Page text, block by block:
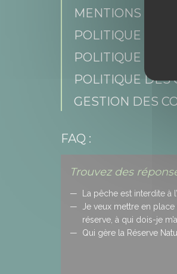
MENTIONS
POLITIQUE DE
POLITIQUE DES
POLITIQUE DES
GESTION DES
FAQ :
Trouvez des
La pêche est interdite à
Je veux mettre en
réserve, à qui dois-je
Qui gère la Réserve